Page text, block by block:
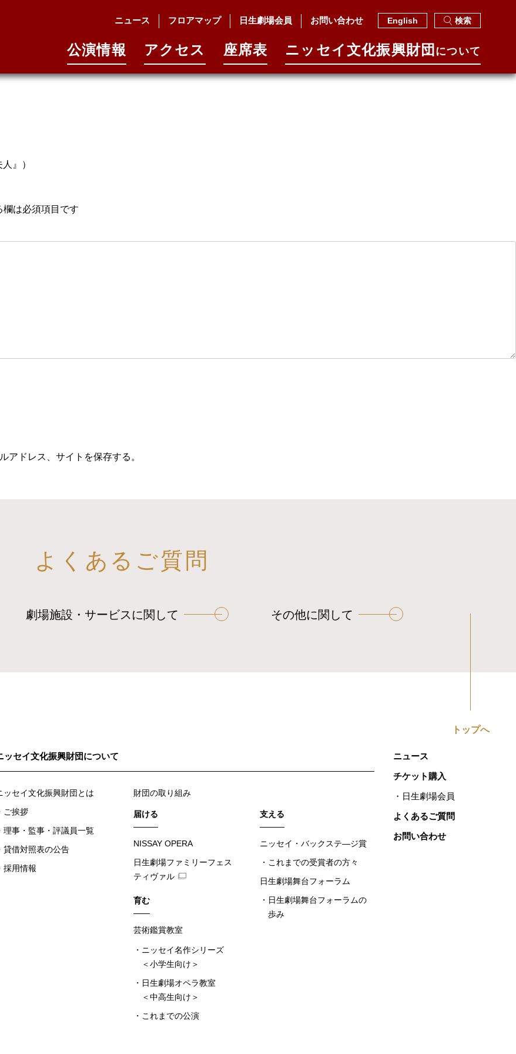
ニュース フロアマップ 日生劇場会員 お問い合わせ English 検索
公演情報 アクセス 座席表 ニッセイ⽂化振興財団 について
』）
欄は必須項目です
アドレス、サイトを保存する。
よくあるご質問
劇場施設・サービスに関して その他に関して
トップへ
ッセイ文化振興財団について
ッセイ文化振興財団とは
ご挨拶
理事・監事・評議員一覧
貸借対照表の公告
採用情報
財団の取り組み
届ける
NISSAY OPERA
日生劇場ファミリーフェス
ティヴァル
育む
芸術鑑賞教室
ニッセイ名作シリーズ
＜小学生向け＞
日生劇場オペラ教室
＜中高生向け＞
これまでの公演
支える
ニッセイ・バックステ―ジ賞
これまでの受賞者の方々
日生劇場舞台フォーラム
日生劇場舞台フォーラムの
歩み
ニュース
チケット購入
日生劇場会員
よくあるご質問
お問い合わせ